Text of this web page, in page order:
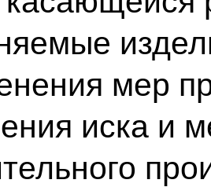
мер
иска и